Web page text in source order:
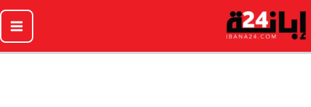
تخطي
إلى
المحتوى